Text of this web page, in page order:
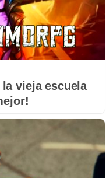
la vieja escuela